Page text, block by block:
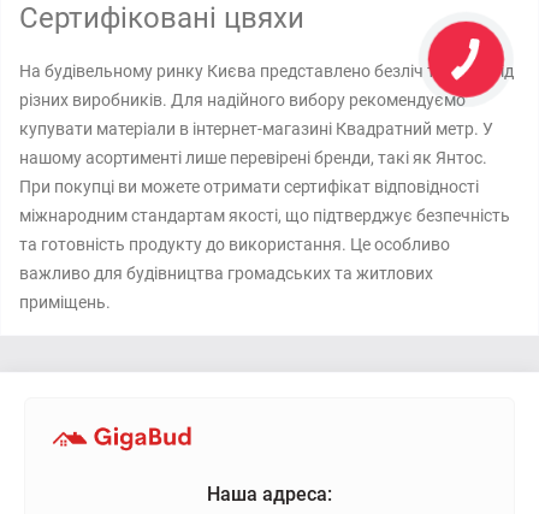
Сертифіковані цвяхи
На будівельному ринку Києва представлено безліч товарів від
різних виробників. Для надійного вибору рекомендуємо
купувати матеріали в інтернет-магазині Квадратний метр. У
нашому асортименті лише перевірені бренди, такі як Янтос.
При покупці ви можете отримати сертифікат відповідності
міжнародним стандартам якості, що підтверджує безпечність
та готовність продукту до використання. Це особливо
важливо для будівництва громадських та житлових
приміщень.
Наша адреса: